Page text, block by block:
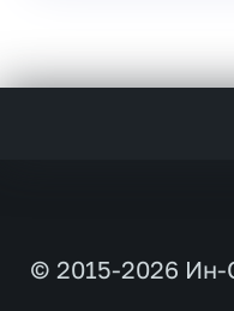
© 2015-2026 Ин-